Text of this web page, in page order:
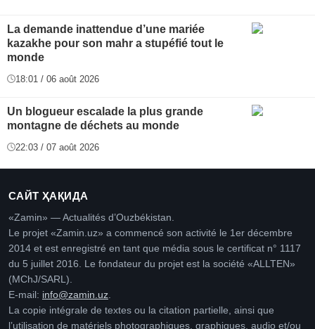
La demande inattendue d’une mariée
kazakhe pour son mahr a stupéfié tout le
monde
18:01 / 06 août 2026
Un blogueur escalade la plus grande
montagne de déchets au monde
22:03 / 07 août 2026
САЙТ ҲАҚИДА
«Zamin» — Actualités d’Ouzbékistan.
Le projet «Zamin.uz» a commencé son activité le 1er décembre
2014 et est enregistré en tant que média sous le certificat n° 1117
du 5 juillet 2016. Le fondateur du projet est la société «ALLTEN»
(MChJ/SARL).
E-mail: info@zamin.uz
La copie intégrale de textes ou la citation partielle, ainsi que
l’utilisation de matériels photographiques, graphiques, audio et/ou